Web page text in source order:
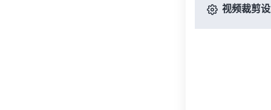
视频裁剪